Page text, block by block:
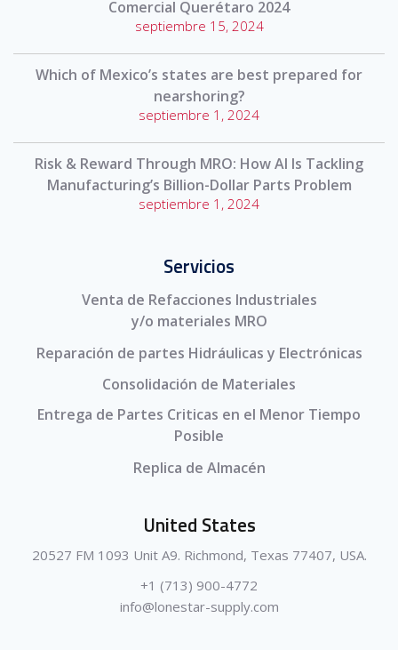
Comercial Querétaro 2024
septiembre 15, 2024
Which of Mexico’s states are best prepared for
nearshoring?
septiembre 1, 2024
Risk & Reward Through MRO: How AI Is Tackling
Manufacturing’s Billion-Dollar Parts Problem
septiembre 1, 2024
Servicios
Venta de Refacciones Industriales
y/o materiales MRO
Reparación de partes Hidráulicas y Electrónicas
Consolidación de Materiales
Entrega de Partes Criticas en el Menor Tiempo
Posible
Replica de Almacén
United States
20527 FM 1093 Unit A9. Richmond, Texas 77407, USA.
+1 (713) 900-4772
info@lonestar-supply.com